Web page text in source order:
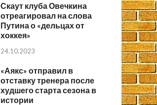
Скаут клуба Овечкина
отреагировал на слова
Путина о «дельцах от
хоккея»
24.10.2023
«Аякс» отправил в
отставку тренера после
худшего старта сезона в
истории